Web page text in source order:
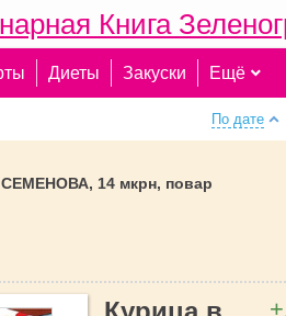
Книга
Диеты Закуски Ещё
По дате
14 мкрн, повар